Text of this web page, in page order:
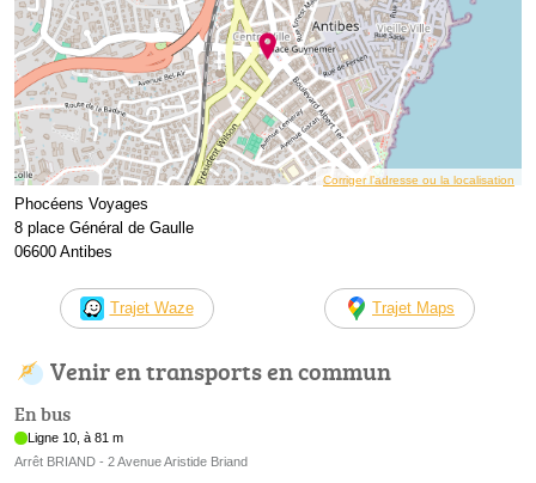
Corriger l’adresse ou la localisation
Phocéens Voyages
8 place Général de Gaulle
06600 Antibes
Trajet Waze Trajet Maps
Venir en transports en commun
En bus
Ligne 10, à 81 m
Arrêt BRIAND - 2 Avenue Aristide Briand